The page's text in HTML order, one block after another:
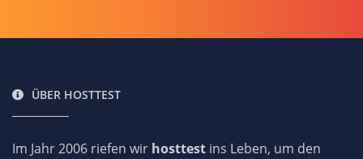
ÜBER HOSTTEST
Im Jahr 2006 riefen wir hosttest ins Leben, um den